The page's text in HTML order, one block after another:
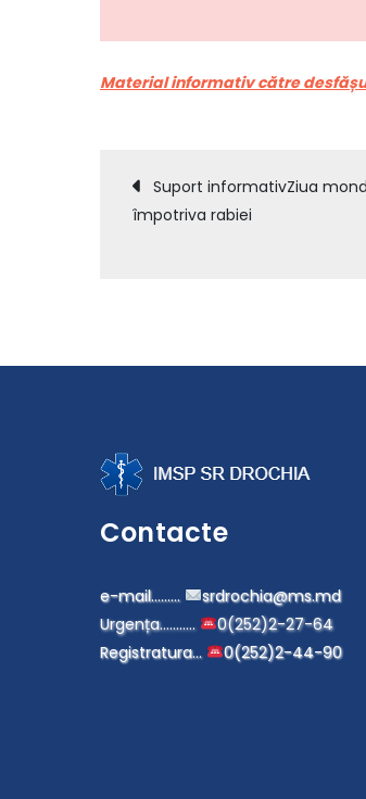
Material informativ către
Навигация
Suport informativZiua
împotriva rabiei
Contacte
e-mail………
srdrochia@ms.md
Urgența………..
0(252)2-27-64
Registratura…
0(252)2-44-90